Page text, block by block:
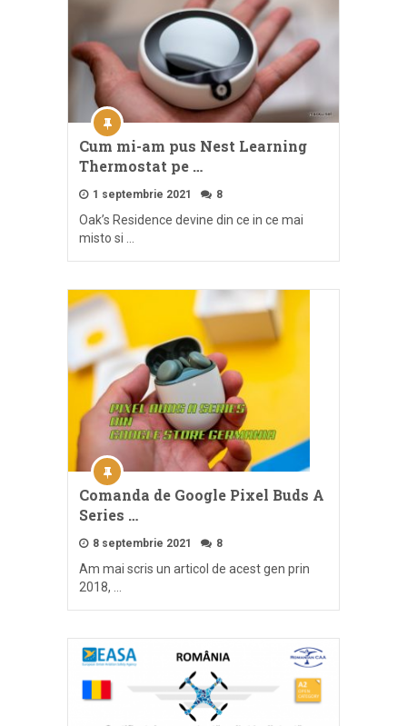
Cum mi-am pus Nest Learning
Thermostat pe …
1 septembrie 2021 8
Oak’s Residence devine din ce in ce mai
misto si …
Comanda de Google Pixel Buds A
Series …
8 septembrie 2021 8
Am mai scris un articol de acest gen prin
2018, …